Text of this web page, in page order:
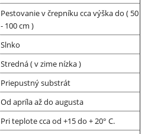
Pestovanie v črepníku cca výška do ( 50
- 100 cm )
Slnko
Stredná ( v zime nízka )
Priepustný substrát
Od apríla až do augusta
Pri teplote cca od +15 do + 20° C.